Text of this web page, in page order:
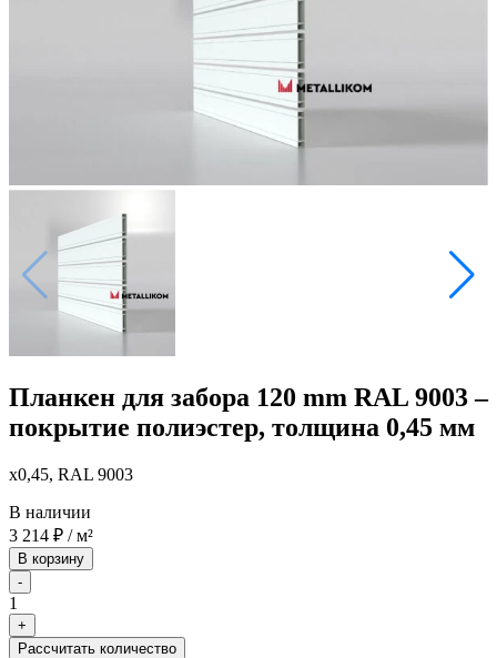
Планкен для забора 120 mm RAL 9003 –
покрытие полиэстер, толщина 0,45 мм
x0,45, RAL 9003
В наличии
3 214 ₽ / м²
В корзину
-
1
+
Рассчитать количество